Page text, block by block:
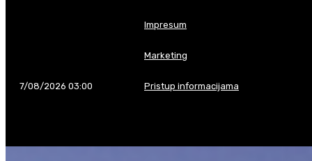
7/08/2026 03:00
Impresum
Marketing
Pristup informacijama